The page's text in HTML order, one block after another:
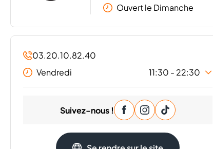
Ouvert le Dimanche
03.20.10.82.40
Vendredi
11:30 - 22:30
11:30 - 22:00
11:30 - 22:00
11:30 - 22:00
Suivez-nous !